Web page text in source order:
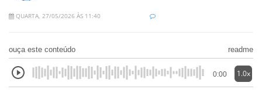
QUARTA, 27/05/2026 ÀS 11:40
ouça este conteúdo readme
0:00 1.0x